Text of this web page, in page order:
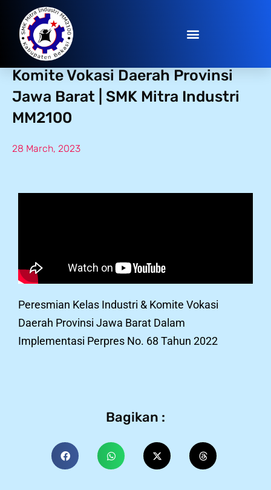
Peresmian Kelas Industri &
Komite Vokasi Daerah Provinsi
Jawa Barat | SMK Mitra Industri
MM2100
28 March, 2023
Peresmian Kelas Industri & Komite Vokasi
Daerah Provinsi Jawa Barat Dalam
Implementasi Perpres No. 68 Tahun 2022
Bagikan :